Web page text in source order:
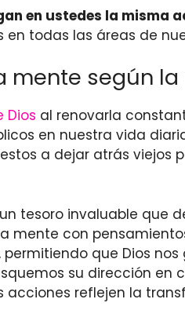
en ustedes la misma
todas las áreas de
según la
Dios al renovarla
en nuestra vida
a dejar atrás
tesoro invaluable
mente con
que Dios
su dirección en
acciones reflejen la